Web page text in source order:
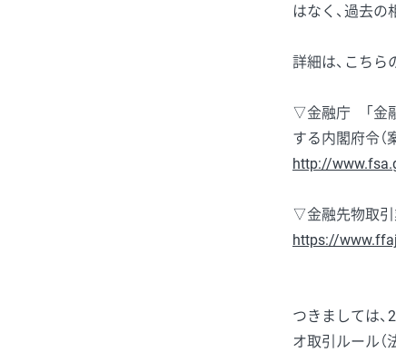
はなく、過去
詳細は、こちら
▽金融庁 「金
する内閣府令（
http://
▽金融先物取
https://
つきましては、
オ取引ルール（